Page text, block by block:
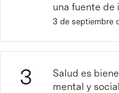
una fuente de
3 de septiembre
Salud es
mental y social